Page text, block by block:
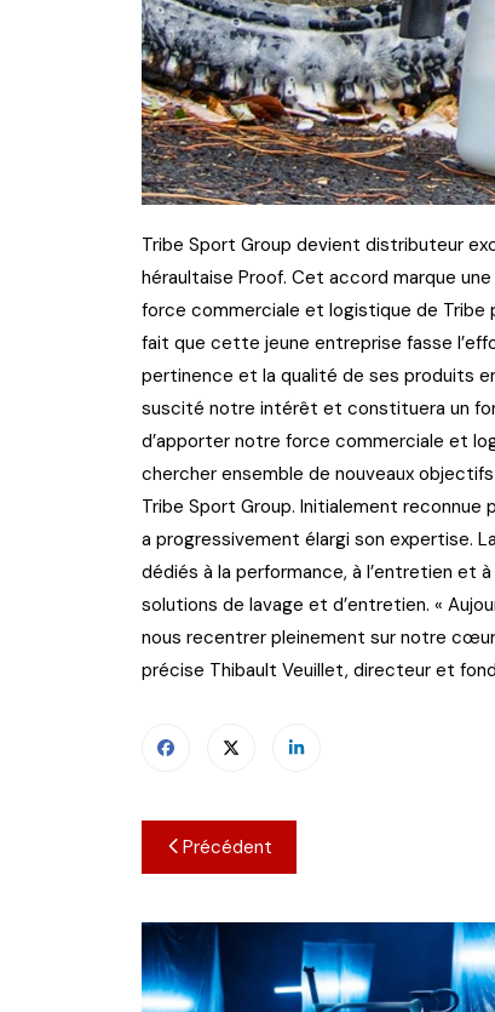
Tribe Sport Group devient distributeur
héraultaise Proof. Cet accord marque
force commerciale et logistique de Tribe
fait que cette jeune entreprise fasse
pertinence et la qualité de ses produits
suscité notre intérêt et constituera un
d’apporter notre force commerciale et
chercher ensemble de nouveaux
Tribe Sport Group. Initialement
a progressivement élargi son expertise.
dédiés à la performance, à l’entretien et
solutions de lavage et d’entretien. «
nous recentrer pleinement sur notre
précise Thibault Veuillet, directeur et
Navigation
de
l’article
Précédent